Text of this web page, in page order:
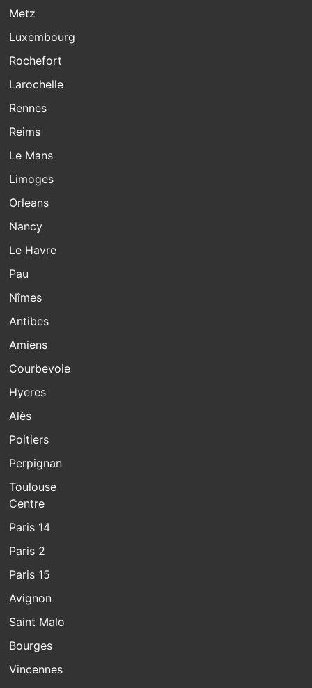
Metz
Luxembourg
Rochefort
Larochelle
Rennes
Reims
Le Mans
Limoges
Orleans
Nancy
Le Havre
Pau
Nîmes
Antibes
Amiens
Courbevoie
Hyeres
Alès
Poitiers
Perpignan
Toulouse
Centre
Paris 14
Paris 2
Paris 15
Avignon
Saint Malo
Bourges
Vincennes